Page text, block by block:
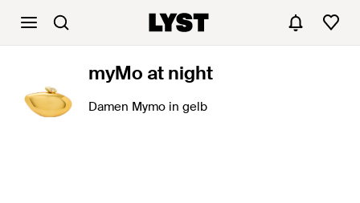
myMo at night
Damen Mymo in gelb